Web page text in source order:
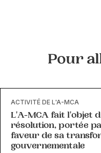
Pour
ACTIVITÉ DE L'A-MCA
L'A-MCA fait l'objet
résolution, portée
faveur de sa
gouvernementale